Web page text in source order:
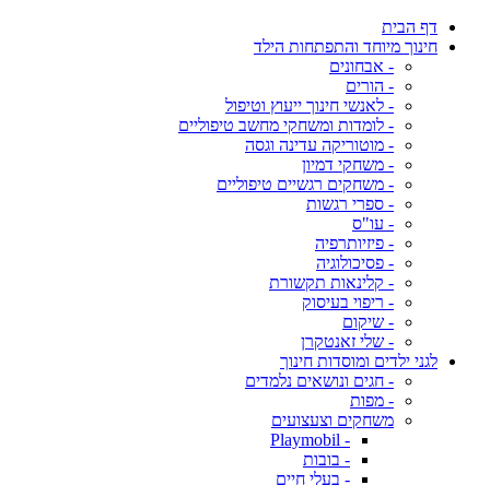
דף הבית
חינוך מיוחד והתפתחות הילד
- אבחונים
- הורים
- לאנשי חינוך ייעוץ וטיפול
- לומדות ומשחקי מחשב טיפוליים
- מוטוריקה עדינה וגסה
- משחקי דמיון
- משחקים רגשיים טיפוליים
- ספרי רגשות
- עו"ס
- פיזיותרפיה
- פסיכולוגיה
- קלינאות תקשורת
- ריפוי בעיסוק
- שיקום
- שלי זאנטקרן
לגני ילדים ומוסדות חינוך
- חגים ונושאים נלמדים
- מפות
משחקים וצעצועים
- Playmobil
- בובות
- בעלי חיים